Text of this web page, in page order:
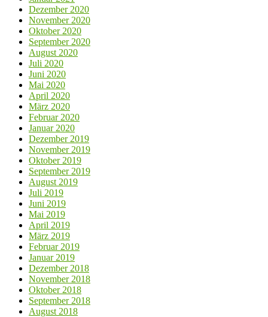
Dezember 2020
November 2020
Oktober 2020
September 2020
August 2020
Juli 2020
Juni 2020
Mai 2020
April 2020
März 2020
Februar 2020
Januar 2020
Dezember 2019
November 2019
Oktober 2019
September 2019
August 2019
Juli 2019
Juni 2019
Mai 2019
April 2019
März 2019
Februar 2019
Januar 2019
Dezember 2018
November 2018
Oktober 2018
September 2018
August 2018